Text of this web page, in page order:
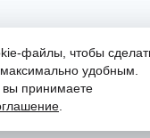
файлы, чтобы
удобным.
вы принимаете
тестовой
или замечаний
promportal@frpkk.ru
илизаказать обратный